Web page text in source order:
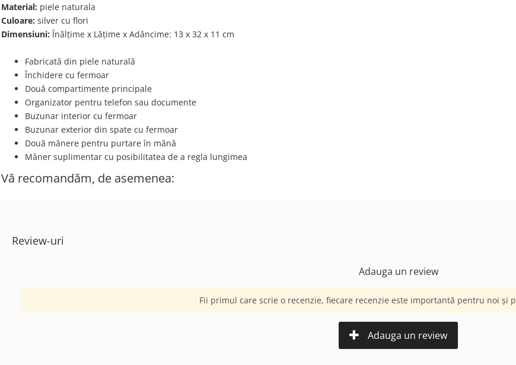
Material: piele naturala
Culoare: silver cu flori
Dimensiuni: Înălțime x Lățime х Adâncime: 13 х 32 х 11 cm
Fabricată din piele naturală
Închidere cu fermoar
Două compartimente principale
Organizator pentru telefon sau documente
Buzunar interior cu fermoar
Buzunar exterior din spate cu fermoar
Două mânere pentru purtare în mână
Mâner suplimentar cu posibilitatea de a regla lungimea
Vă recomandăm, de asemenea:
Review-uri
Adauga un review
Fii primul care scrie o recenzie, fiecare recenzie este importantă pentru noi și
Adauga un review